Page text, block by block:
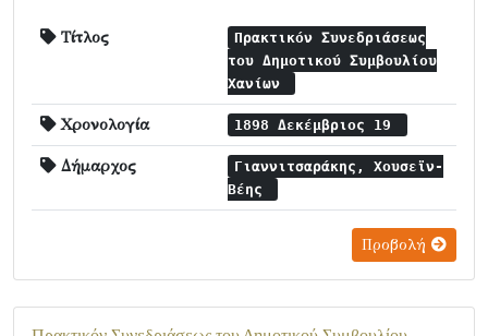
Τίτλος
Πρακτικόν Συνεδριάσεως
του Δημοτικού Συμβουλίου
Χανίων
Χρονολογία 1898 Δεκέμβριος 19
Δήμαρχος
Γιαννιτσαράκης, Χουσεϊν-
Βέης
Προβολή